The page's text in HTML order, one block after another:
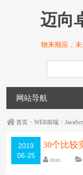
迈向
物来顺应，未
网站导航
首页 >WEB前端 >
2019
06-25
30个比较
dean